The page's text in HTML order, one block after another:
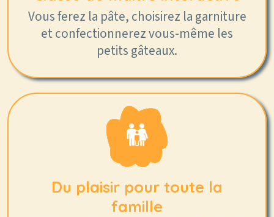
Vous ferez la pâte, choisirez la garniture
et confectionnerez vous-même les
petits gâteaux.
Du plaisir pour toute la
famille